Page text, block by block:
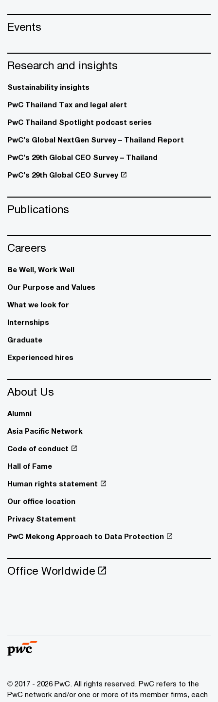
Events
Research and insights
Sustainability insights
PwC Thailand Tax and legal alert
PwC Thailand Spotlight podcast series
PwC’s Global NextGen Survey – Thailand Report
PwC’s 29th Global CEO Survey – Thailand
PwC’s 29th Global CEO Survey
Publications
Careers
Be Well, Work Well​
Our Purpose and Values
What we look for
Internships
Graduate
Experienced hires
About Us
Alumni
Asia Pacific Network
Code of conduct
Hall of Fame
Human rights statement
Our office location
Privacy Statement
PwC Mekong Approach to Data Protection
Office Worldwide
© 2017 - 2026 PwC. All rights reserved. PwC refers to the
PwC network and/or one or more of its member firms, each